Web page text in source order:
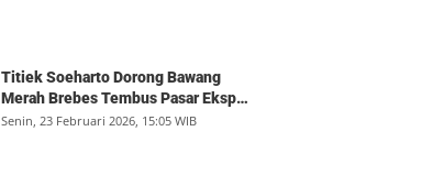
Titiek Soeharto Dorong Bawang
Merah Brebes Tembus Pasar Ekspor,
Petani Bisa Untung Rp350 Juta per
Senin, 23 Februari 2026, 15:05 WIB